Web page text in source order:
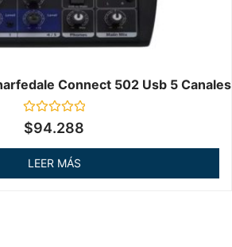
Connect 502 Usb 5 Canales
Valorado
en
$94.288
LEER MÁS